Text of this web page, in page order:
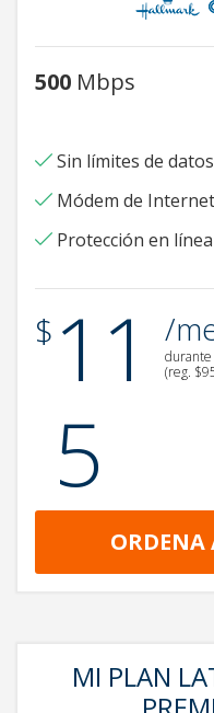
500 Mbps
Sin límites de datos
Módem de Internet
Protección en
$ 11
5
/
durante
(reg.
ORDENA
MI PLAN